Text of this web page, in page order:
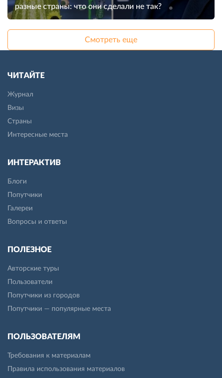
разные страны: что они сделали не так?
Смотреть еще
ЧИТАЙТЕ
Журнал
Визы
Страны
Интересные места
ИНТЕРАКТИВ
Блоги
Попутчики
Галереи
Вопросы и ответы
ПОЛЕЗНОЕ
Авторские туры
Пользователи
Попутчики из городов
Попутчики — популярные места
ПОЛЬЗОВАТЕЛЯМ
Требования к материалам
Правила использования материалов